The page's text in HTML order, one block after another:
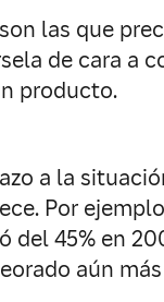
las que
de cara a
producto.
a la
Por
del 45% en
aún